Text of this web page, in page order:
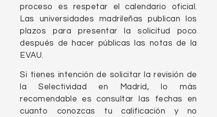
proceso es respetar el calendario oficial.
Las universidades madrileñas publican los
plazos para presentar la solicitud poco
después de hacer públicas las notas de la
EVAU.
Si tienes intención de solicitar la revisión de
la Selectividad en Madrid, lo más
recomendable es consultar las fechas en
cuanto conozcas tu calificación y no